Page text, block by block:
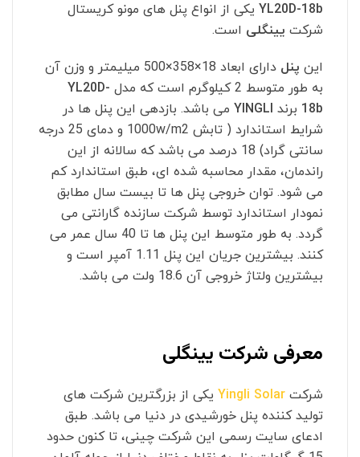
YL20D-18b یکی از انواع پنل های مونو کریستال
شرکت یینگلی است.
این پنل
دارای ابعاد 18×358×500 میلیمتر و وزن آن
به طور متوسط 2 کیلوگرم است که مدل
YL20D-
18b برند YINGLI می باشد. بازدهی این پنل ها در
شرایط استاندارد ( تابش 1000w/m2 و دمای 25 درجه
سانتی گراد) 18 درصد می باشد که سالانه از این
راندمان، مقدار محاسبه شده ای، طبق استاندارد کم
می شود. توان خروجی پنل ها تا بیست سال مطابق
نمودار استاندارد توسط شرکت سازنده گارانتی می
گردد. به طور متوسط این پنل ها تا 40 سال عمر می
کنند. بیشترین جریان این پنل 1.11 آمپر است و
بیشترین ولتاژ خروجی آن 18.6 ولت می باشد.
معرفی شرکت یینگلی
شرکت Yingli Solar یکی از بزرگترین شرکت های
تولید کننده پنل خورشیدی در دنیا می باشد. طبق
ادعای سایت رسمی این شرکت چینی، تا کنون حدود